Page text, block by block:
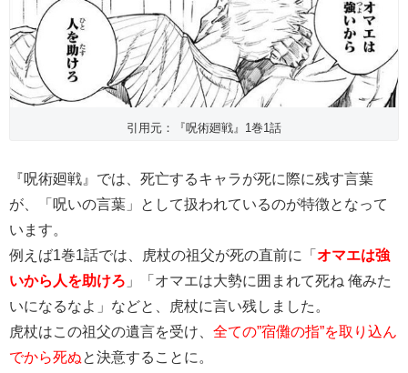
引用元：『呪術廻戦』1巻1話
『呪術廻戦』では、死亡するキャラが死に際に残す言葉
が、「呪いの言葉」として扱われているのが特徴となって
います。
例えば1巻1話では、虎杖の祖父が死の直前に「 オマエは強
いから人を助けろ 」「オマエは大勢に囲まれて死ね 俺みた
いになるなよ」などと、虎杖に言い残しました。
虎杖はこの祖父の遺言を受け、 全ての”宿儺の指”を取り込ん
でから死ぬと決意することに。